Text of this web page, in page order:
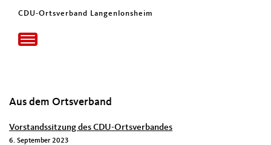
CDU-Ortsverband Langenlonsheim
Toggle
navigation
Aus dem Ortsverband
Vorstandssitzung des CDU-Ortsverbandes
6. September 2023